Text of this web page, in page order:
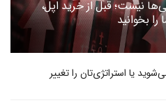
نیست؛ قبل از خرید اپل،
یا استراتژی‌تان را تغییر